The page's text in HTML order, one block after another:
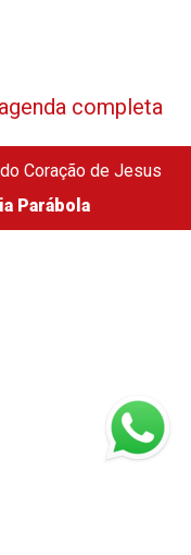
completa
Coração de Jesus
Parábola